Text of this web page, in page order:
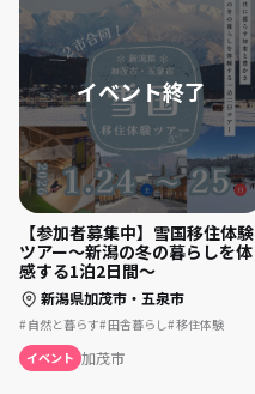
【参加者募集中】雪国移住体験
ツアー～新潟の冬の暮らしを体
感する1泊2日間～
新潟県加茂市・五泉市
自然と暮らす 田舎暮らし 移住体験
イベント 加茂市